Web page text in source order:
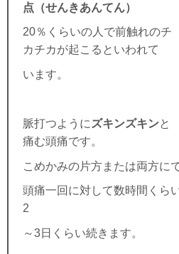
点（せんきあんてん）
20％くらいの人で前触れのチ
カチカが起こるといわれて
います。
脈打つように ズキンズキンと
痛む頭痛です。
こめかみの片方または両方に
頭痛一回に対して数時間くら
2
～3日くらい続きます。